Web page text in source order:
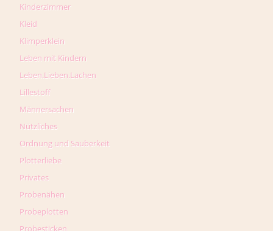
Kinderzimmer
Kleid
Klimperklein
Leben mit Kindern
Leben.Lieben.Lachen
Lillestoff
Männersachen
Nützliches
Ordnung und Sauberkeit
Plotterliebe
Privates
Probenähen
Probeplotten
Probesticken